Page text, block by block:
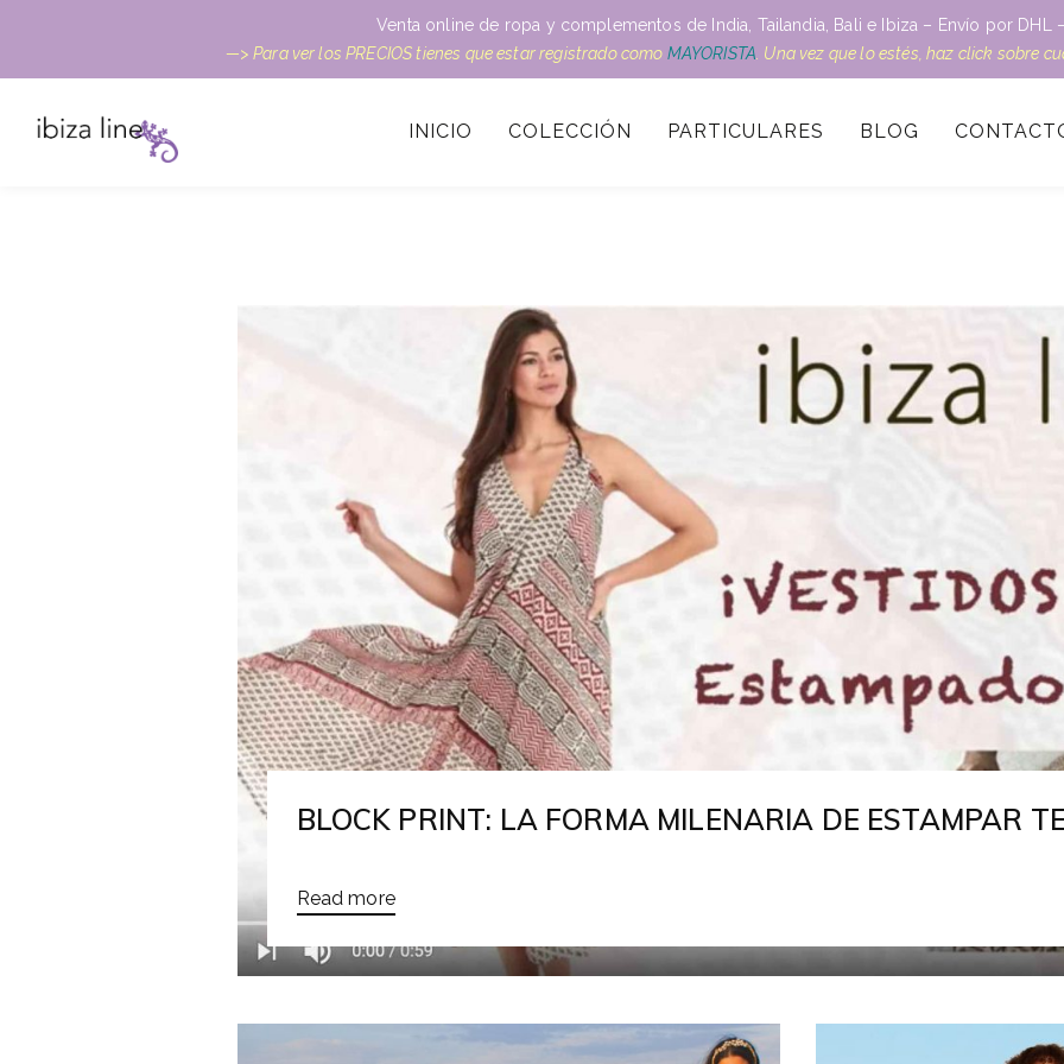
Venta online de ropa y complementos de India, Tailandia, Bali e Ibiza – Envío por DHL
—> Para ver los PRECIOS tienes que estar registrado como MAYORISTA . Una vez que lo estés, haz click sobre
INICIO COLECCIÓN PARTICULARES BLOG
BLOCK PRINT: LA FORMA MILENARIA DE ESTAMPAR
Read more